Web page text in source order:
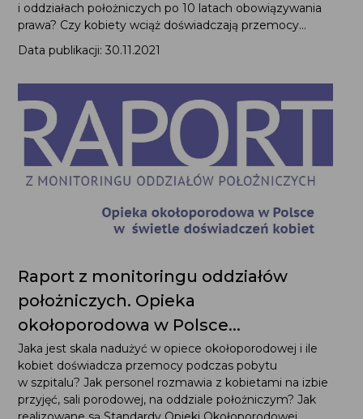
i oddziałach położniczych po 10 latach obowiązywania
prawa? Czy kobiety wciąż doświadczają przemocy...
Data publikacji: 30.11.2021
Raport z monitoringu oddziałów
położniczych. Opieka
okołoporodowa w Polsce...
Jaka jest skala nadużyć w opiece okołoporodowej i ile
kobiet doświadcza przemocy podczas pobytu
w szpitalu? Jak personel rozmawia z kobietami na izbie
przyjęć, sali porodowej, na oddziale położniczym? Jak